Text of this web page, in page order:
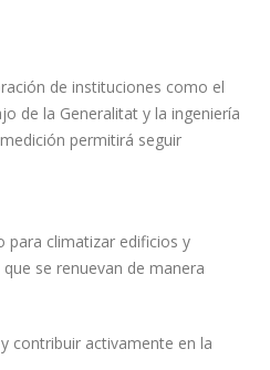
de instituciones como el
de la Generalitat y la ingeniería
permitirá seguir
para climatizar edificios y
se renuevan de manera
contribuir activamente en la